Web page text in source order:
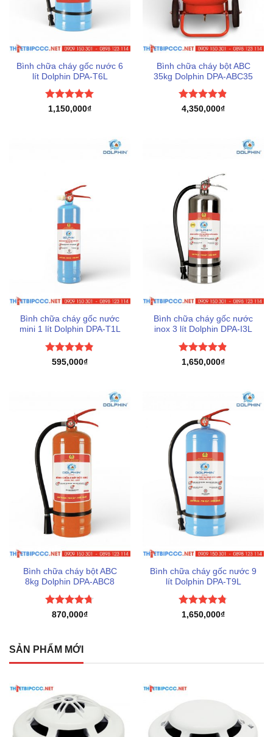
Bình chữa cháy gốc nước 6
lít Dolphin DPA-T6L
Được xếp
1,150,000₫
Bình chữa cháy bột ABC
35kg Dolphin DPA-ABC35
Được xếp
4,350,000₫
Bình chữa cháy gốc nước
mini 1 lít Dolphin DPA-T1L
Được xếp
595,000₫
Bình chữa cháy gốc nước
inox 3 lít Dolphin DPA-I3L
Được xếp
1,650,000₫
Bình chữa cháy bột ABC
8kg Dolphin DPA-ABC8
Được xếp
870,000₫
Bình chữa cháy gốc nước 9
lít Dolphin DPA-T9L
Được xếp
1,650,000₫
SẢN PHẨM MỚI